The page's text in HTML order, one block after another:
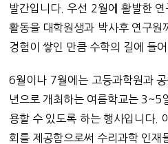
발간입니다. 우선 2월에 활발한
활동을 대학원생과 박사후 연구원
경험이 쌓인 만큼 수학의 길에 들
6월이나 7월에는 고등과학원과
년으로 개최하는 여름학교는 3~5
용할 수 있도록 하는 행사입니다.
회를 제공함으로써 수리과학 인재